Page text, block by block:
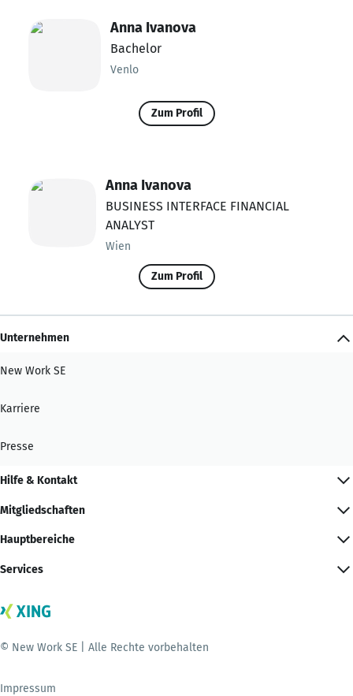
Anna Ivanova
Bachelor
Venlo
Zum Profil
Anna Ivanova
BUSINESS INTERFACE FINANCIAL
ANALYST
Wien
Zum Profil
Unternehmen
New Work SE
Karriere
Presse
Hilfe & Kontakt
Mitgliedschaften
Hauptbereiche
Services
© New Work SE | Alle Rechte vorbehalten
Impressum